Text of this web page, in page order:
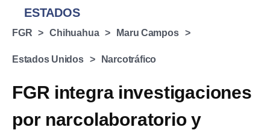
ESTADOS
FGR Chihuahua Maru Campos
Estados Unidos Narcotráfico
FGR integra investigaciones
por narcolaboratorio y